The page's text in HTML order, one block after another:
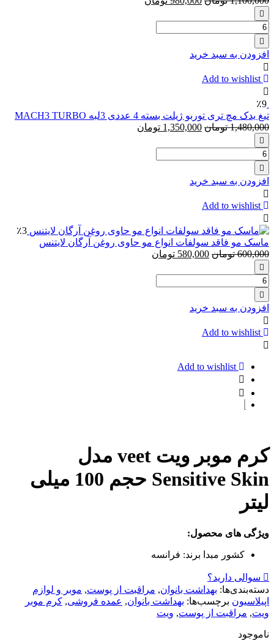
تعداد:
خود
تراش
فیوژن2یدک
ژیلت
مدل
Gillette
Fusion
52
افزودن به سبد خرید
Add to wishlist
٪9
تیغ یدک مچ تری توربو ژیلت بسته 4 عددی 3لبه MACH3 TURBO
1,480,000 تومان 1,350,000 تومان
تعداد:
تیغ
یدک
مچ
تری
توربو
ژیلت
بسته
4
عددی
3لبه
MACH3
TURBO
افزودن به سبد خرید
Add to wishlist
٪3
ماسک مو فاقد سولفات انواع مو حاوی روغن آرگان لایتنس
600,000 تومان 580,000 تومان
تعداد:
ماسک
مو
فاقد
سولفات
انواع
مو
آرگان
لایتنس
افزودن به سبد خرید
Add to wishlist
Add to wishlist
کرم موبر ویت veet مدل
Sensitive Skin حجم 100 میلی
لیتر
ویژگی های محصول:
کشور مبدا برند: فرانسه
سوالی دارید؟
دسته‌بندی‌ها: بهداشت بانوان, مراقبت از پوست, موبر و لوازم
اپیلاسیون برچسب‌ها: بهداشت بانوان, عمده فروشی, کرم موبر
ویت, مراقبت از پوست, ویت
ناموجود